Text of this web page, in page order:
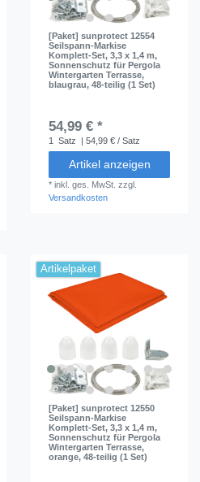
[Paket] sunprotect 12554
Seilspann-Markise
Komplett-Set, 3,3 x 1,4 m,
Sonnenschutz für Pergola
Wintergarten Terrasse,
blaugrau, 48-teilig (1 Set)
54,99 € *
1 Satz | 54,99 € / Satz
Artikel anzeigen
*inkl. ges. MwSt. zzgl.
Versandkosten
Artikelpaket
[Paket] sunprotect 12550
Seilspann-Markise
Komplett-Set, 3,3 x 1,4 m,
Sonnenschutz für Pergola
Wintergarten Terrasse,
orange, 48-teilig (1 Set)